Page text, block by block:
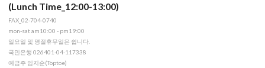
(Lunch Time_12:00-13:00)
FAX_02-704-0740
mon-sat am10:00 - pm19:00
일요일 및 명절휴무일은 쉽니다.
국민은행 026401-04-117338
예금주 임지순(Toptoe)